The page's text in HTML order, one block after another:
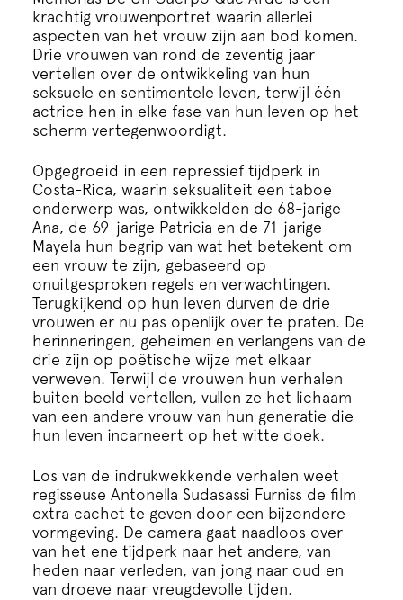
Onderwijs
ECI Cultuurcafé
Over ons
Contact
Steun ons
krachtig vrouwenportret waarin allerlei
aspecten van het vrouw zijn aan bod komen.
Drie vrouwen van rond de zeventig jaar
vertellen over de ontwikkeling van hun
seksuele en sentimentele leven, terwijl één
actrice hen in elke fase van hun leven op het
scherm vertegenwoordigt.
Opgegroeid in een repressief tijdperk in
Costa-Rica, waarin seksualiteit een taboe
onderwerp was, ontwikkelden de 68-jarige
Ana, de 69-jarige Patricia en de 71-jarige
Mayela hun begrip van wat het betekent om
een vrouw te zijn, gebaseerd op
onuitgesproken regels en verwachtingen.
Terugkijkend op hun leven durven de drie
vrouwen er nu pas openlijk over te praten. De
herinneringen, geheimen en verlangens van de
drie zijn op poëtische wijze met elkaar
verweven. Terwijl de vrouwen hun verhalen
buiten beeld vertellen, vullen ze het lichaam
van een andere vrouw van hun generatie die
hun leven incarneert op het witte doek.
Los van de indrukwekkende verhalen weet
regisseuse Antonella Sudasassi Furniss de film
extra cachet te geven door een bijzondere
vormgeving. De camera gaat naadloos over
van het ene tijdperk naar het andere, van
heden naar verleden, van jong naar oud en
van droeve naar vreugdevolle tijden.